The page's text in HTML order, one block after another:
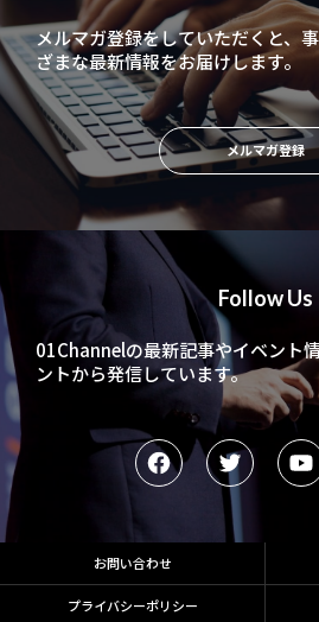
Follow Us
01Channelの最新記事やイベント
ントから発信しています。
メルマガ登録をしていただくと、
ざまな最新情報をお届けします。
メルマガ登録
お問い合わせ
プライバシーポリシー